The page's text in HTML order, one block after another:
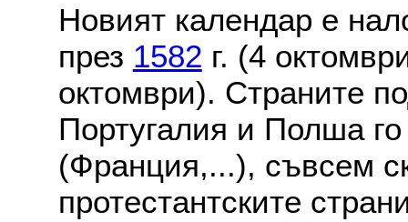
Новият календар е
през 1582 г. (4
октомври). Страните
Португалия и Полша
(Франция,...), съвсем
протестантските